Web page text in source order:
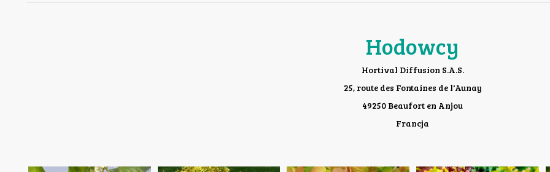
Hodowcy
Hortival Diffusion S.A.S.
25, route des Fontaines de l'Aunay
49250 Beaufort en Anjou
Francja